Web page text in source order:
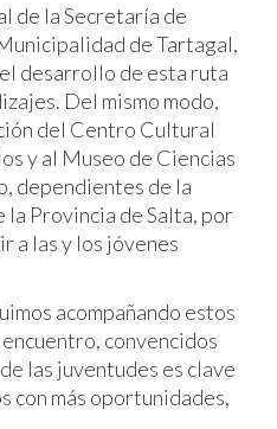
de la Secretaría de
de Tartagal,
desarrollo de esta ruta
Del mismo modo,
del Centro Cultural
y al Museo de Ciencias
dependientes de la
Provincia de Salta, por
a las y los jóvenes
acompañando estos
convencidos
las juventudes es clave
más oportunidades,